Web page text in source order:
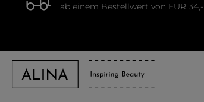
ab einem Bestellwert von EUR 34,-